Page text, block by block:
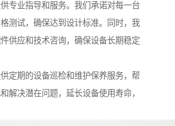
专业指导和服务。我们承诺对每一台
测试，确保达到设计标准。同时，我
供应和技术咨询，确保设备长期稳定
定期的设备巡检和维护保养服务，帮
解决潜在问题，延长设备使用寿命，